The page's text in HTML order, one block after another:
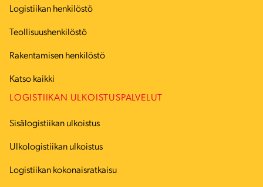
Logistiikan henkilöstö
Teollisuushenkilöstö
Rakentamisen henkilöstö
Katso kaikki
LOGISTIIKAN ULKOISTUSPALVELUT
Sisälogistiikan ulkoistus
Ulkologistiikan ulkoistus
Logistiikan kokonaisratkaisu